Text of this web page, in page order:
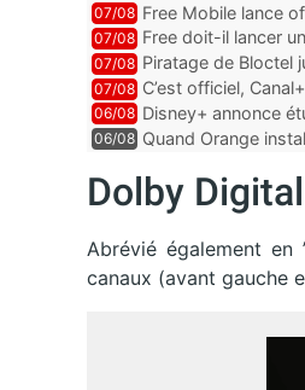
07/08 Free Mobile lance
des promos et des
07/08 Free doit-il lancer
07/08 Piratage de Bloctel
auraient fuité
07/08 C’est officiel,
Vision 2
06/08 Disney+ annonce
06/08 Quand Orange
Dolby Digital
Abrévié également en
canaux (avant gauche